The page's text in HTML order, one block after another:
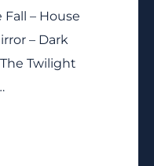
Fall – House
– Dark
Twilight